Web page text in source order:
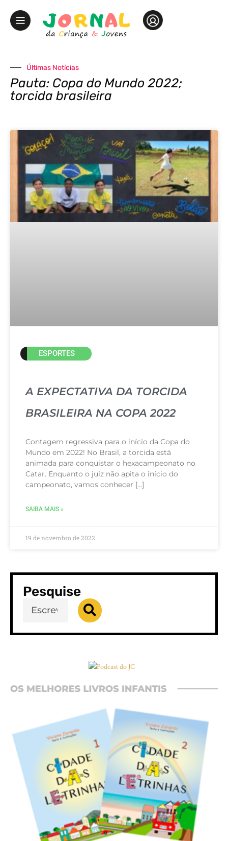
Últimas Notícias
Pauta: Copa do Mundo 2022;
torcida brasileira
ESPORTES
A EXPECTATIVA DA TORCIDA
BRASILEIRA NA COPA 2022
Contagem regressiva para o início da Copa do
Mundo em 2022! No Brasil, a torcida está
animada para conquistar o hexacampeonato no
Catar. Enquanto o juiz não apita o início do
campeonato, vamos conhecer […]
SAIBA MAIS »
19 de novembro de 2022
Pesquise